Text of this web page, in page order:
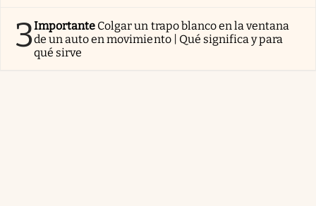
3Importante Colgar un trapo blanco en la ventana
de un auto en movimiento | Qué significa y para
qué sirve